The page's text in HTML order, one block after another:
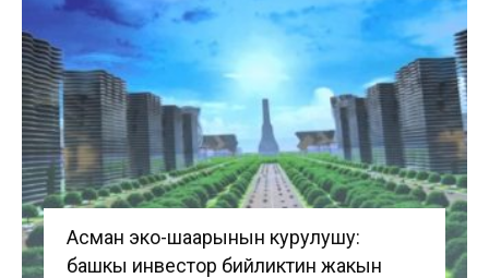
Асман эко-шаарынын курулушу:
башкы инвестор бийликтин жакын